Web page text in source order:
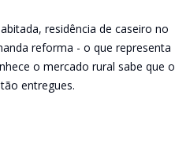
residência de caseiro no
reforma - o que representa
o mercado rural sabe que o
entregues.